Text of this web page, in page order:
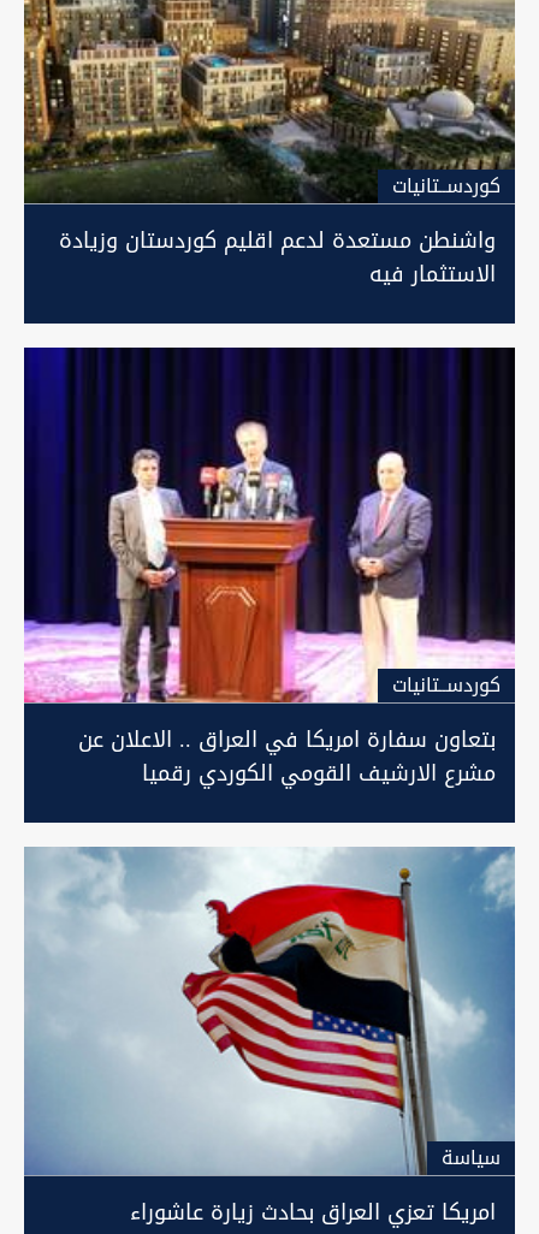
كوردســتانيات
واشنطن مستعدة لدعم اقليم كوردستان وزيادة
الاستثمار فيه
كوردســتانيات
بتعاون سفارة امريكا في العراق .. الاعلان عن
مشرع الارشيف القومي الكوردي رقميا
سیاسة
امريكا تعزي العراق بحادث زيارة عاشوراء